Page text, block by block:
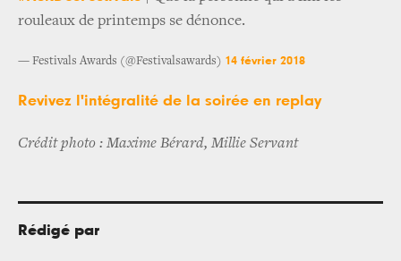
rouleaux de printemps se dénonce.
— Festivals Awards (@Festivalsawards) 14 février 2018
Revivez l'intégralité de la soirée en replay
Crédit photo : Maxime Bérard, Millie Servant
Rédigé par